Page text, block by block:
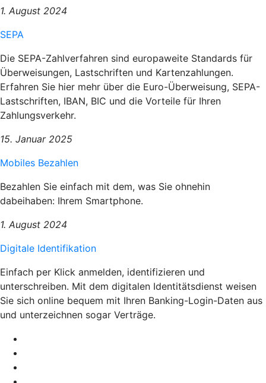
1. August 2024
SEPA
Die SEPA-Zahlverfahren sind europaweite Standards für
Überweisungen, Lastschriften und Kartenzahlungen.
Erfahren Sie hier mehr über die Euro-Überweisung, SEPA-
Lastschriften, IBAN, BIC und die Vorteile für Ihren
Zahlungsverkehr.
15. Januar 2025
Mobiles Bezahlen
Bezahlen Sie einfach mit dem, was Sie ohnehin
dabeihaben: Ihrem Smartphone.
1. August 2024
Digitale Identifikation
Einfach per Klick anmelden, identifizieren und
unterschreiben. Mit dem digitalen Identitätsdienst weisen
Sie sich online bequem mit Ihren Banking-Login-Daten aus
und unterzeichnen sogar Verträge.